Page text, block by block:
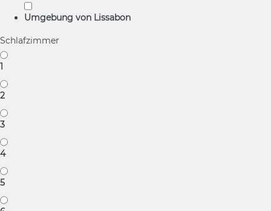
Umgebung von Lissabon
Schlafzimmer
1
2
3
4
5